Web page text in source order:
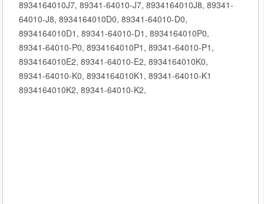
8934164010J7, 89341-64010-J7, 8934164010J8, 89341-
64010-J8, 8934164010D0, 89341-64010-D0,
8934164010D1, 89341-64010-D1, 8934164010P0,
89341-64010-P0, 8934164010P1, 89341-64010-P1,
8934164010E2, 89341-64010-E2, 8934164010K0,
89341-64010-K0, 8934164010K1, 89341-64010-K1
8934164010K2, 89341-64010-K2,